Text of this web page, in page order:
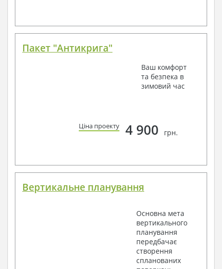
Пакет "Антикрига"
Ваш комфорт
та безпека в
зимовий час
Ціна проекту 4 900 грн.
Вертикальне планування
Основна мета
вертикального
планування
передбачає
створення
спланованих